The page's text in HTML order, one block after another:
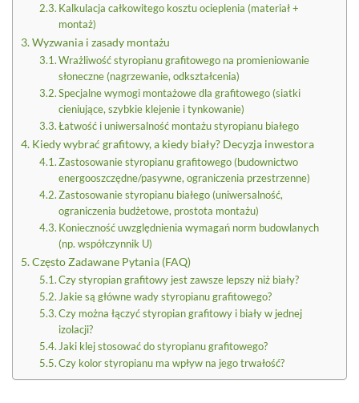
Kalkulacja całkowitego kosztu ocieplenia (materiał +
montaż)
Wyzwania i zasady montażu
Wrażliwość styropianu grafitowego na promieniowanie
słoneczne (nagrzewanie, odkształcenia)
Specjalne wymogi montażowe dla grafitowego (siatki
cieniujące, szybkie klejenie i tynkowanie)
Łatwość i uniwersalność montażu styropianu białego
Kiedy wybrać grafitowy, a kiedy biały? Decyzja inwestora
Zastosowanie styropianu grafitowego (budownictwo
energooszczędne/pasywne, ograniczenia przestrzenne)
Zastosowanie styropianu białego (uniwersalność,
ograniczenia budżetowe, prostota montażu)
Konieczność uwzględnienia wymagań norm budowlanych
(np. współczynnik U)
Często Zadawane Pytania (FAQ)
Czy styropian grafitowy jest zawsze lepszy niż biały?
Jakie są główne wady styropianu grafitowego?
Czy można łączyć styropian grafitowy i biały w jednej
izolacji?
Jaki klej stosować do styropianu grafitowego?
Czy kolor styropianu ma wpływ na jego trwałość?